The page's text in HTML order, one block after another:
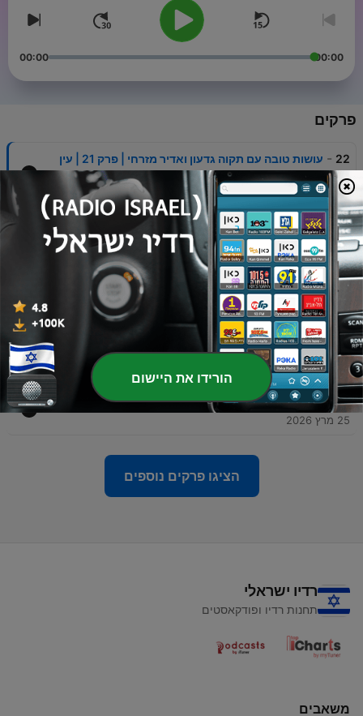
00:00
00:00
פרקים
22
-
עושות טובה עם תקוה גדעון ואדיר מזרחי | פרק 21 | עין
הרע
14 יולי 2026
21
אופטימיות
06 מאי 2026
20
ריאליטי
22 אפר' 2026
עושות טובה עם תקוה גדעון ואדיר מזרחי | פרק 18 | פסח
07 אפר' 2026
18
- עושות טובה עם תקוה גדעון ואדיר מזרחי | פרק 17 | זוגיות
25 מרץ 2026
הציגו פרקים נוספים
רדיו ישראלי
תחנות רדיו ופודקאסטים
משאבים
הורידו את היישום